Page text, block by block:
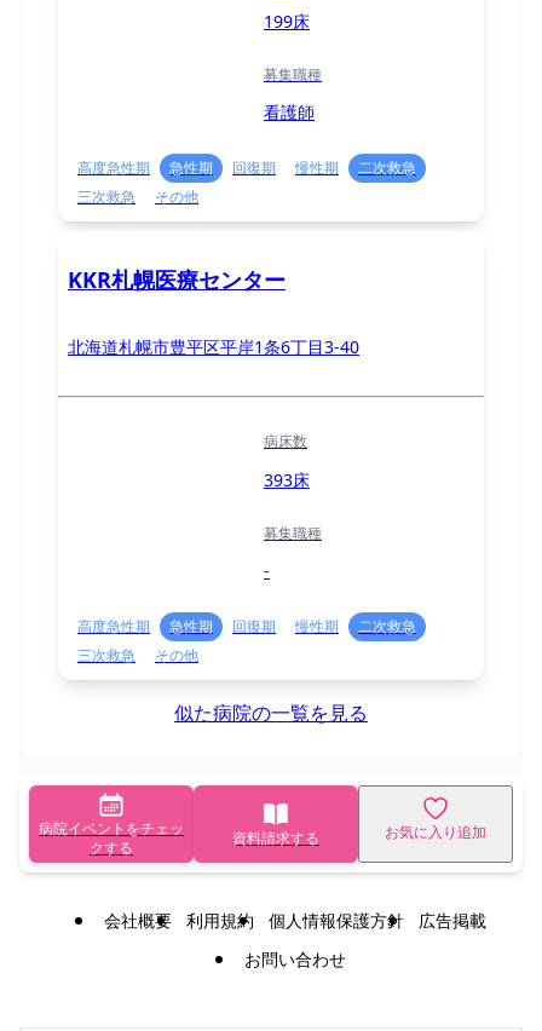
199床
募集職種
看護師
高度急性期 急性期 回復期 慢性期
二次救急
三次救急
その他
KKR札幌医療センター
北海道札幌市豊平区平岸1条6丁目3-40
病床数
393床
募集職種
-
高度急性期 急性期 回復期 慢性期
二次救急
三次救急
その他
似た病院の一覧を見る
病院イベントをチェッ
クする
資料請求する お気に入り追加
会社概要 利用規約 個人情報保護方針
広告掲載
お問い合わせ